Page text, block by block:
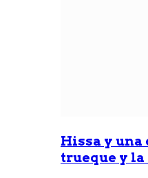
Hissa y una
trueque y